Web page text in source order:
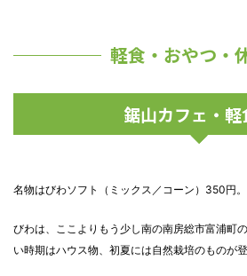
軽食・おやつ・
鋸山カフェ・軽
名物はびわソフト（ミックス／コーン）350円。
びわは、ここよりもう少し南の南房総市富浦町
い時期はハウス物、初夏には自然栽培のものが